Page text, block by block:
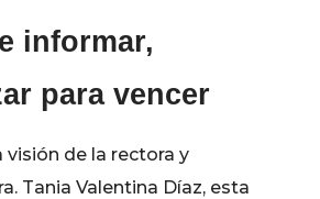
informar,
para vencer
visión de la rectora y
Tania Valentina Díaz, esta